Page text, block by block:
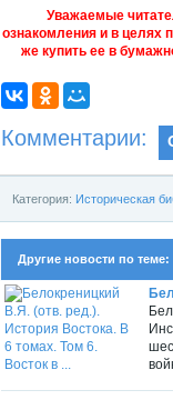
Уважаемые
ознакомления и в целях
же купить ее в
Комментарии:
Категория: Историческая
Другие новости по теме: